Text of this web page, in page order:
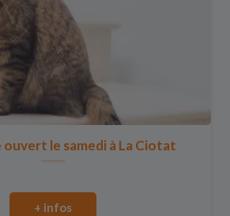
le samedi à La Ciotat
+ infos